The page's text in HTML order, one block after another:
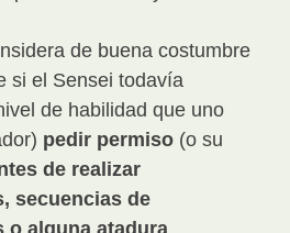
de buena costumbre
si el Sensei todavía
de habilidad que uno
pedir permiso (o su
de realizar
secuencias de
o alguna atadura